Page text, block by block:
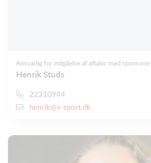
Ansvarlig for indgåelse af aftaler med sponsorer
Henrik Studs
22210944
henrik@s-sport.dk